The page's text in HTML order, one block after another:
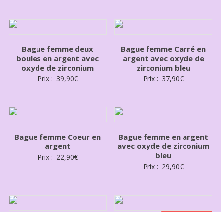
Bague femme deux
boules en argent avec
oxyde de zirconium
Prix : 39,90€
Bague femme Carré en
argent avec oxyde de
zirconium bleu
Prix : 37,90€
Bague femme Coeur en
argent
Prix : 22,90€
Bague femme en argent
avec oxyde de zirconium
bleu
Prix : 29,90€